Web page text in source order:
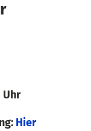
Uhr
Hier